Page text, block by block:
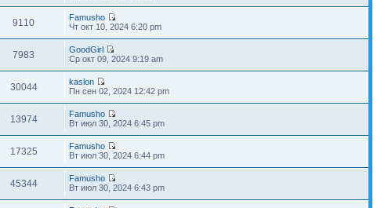
9110
Famusho
Чт окт 10, 2024 6:20 pm
7983
GoodGirl
Ср окт 09, 2024 9:19 am
30044
kaslon
Пн сен 02, 2024 12:42 pm
13974
Famusho
Вт июл 30, 2024 6:45 pm
17325
Famusho
Вт июл 30, 2024 6:44 pm
45344
Famusho
Вт июл 30, 2024 6:43 pm